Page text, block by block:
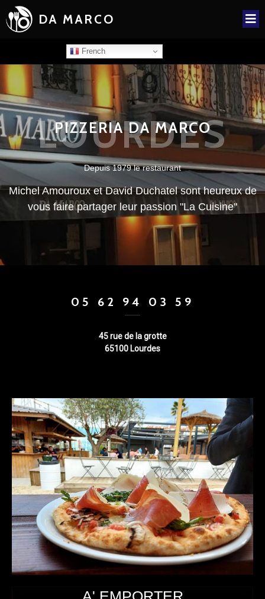
DA MARCO
French
LOURDES
PIZZERIA DA MARCO
Depuis 1979 le restaurant
Michel Amouroux et David Duchatel sont heureux de
vous faire partager leur passion "La Cuisine"
05 62 94 03 59
45 rue de la grotte
65100 Lourdes